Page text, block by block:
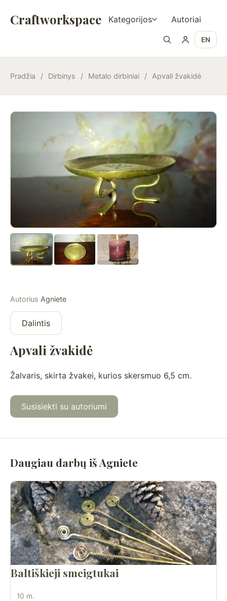
Craftworkspace Kategorijos Autoriai
EN
Pradžia / Dirbinys / Metalo dirbiniai / Apvali žvakidė
Autorius Agniete
Dalintis
Apvali žvakidė
Žalvaris, skirta žvakei, kurios skersmuo 6,5 cm.
Susisiekti su autoriumi
Daugiau darbų iš Agniete
Baltiškieji smeigtukai
10 m.